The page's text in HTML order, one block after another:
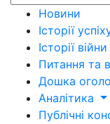
Новини
Історії
Історії війни
Питання та
Дошка
Аналітика
Публічні